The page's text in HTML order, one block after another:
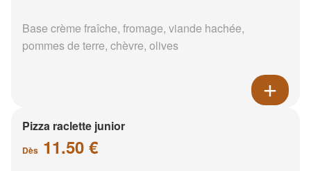
Base crème fraîche, fromage, viande hachée,
pommes de terre, chèvre, olives
Pizza raclette junior
Dès 11.50 €